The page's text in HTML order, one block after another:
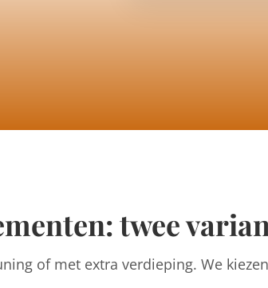
twee
of met extra verdieping. We